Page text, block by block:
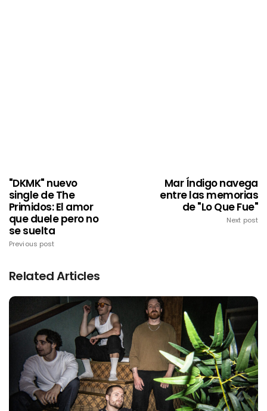
"DKMK" nuevo
single de The
Primidos: El amor
que duele pero no
se suelta
Previous post
Mar Índigo navega
entre las memorias
de "Lo Que Fue"
Next post
Related Articles